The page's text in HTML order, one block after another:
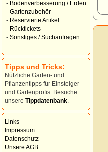
- Bodenverbesserung / Erden
- Gartenzubehör
- Reservierte Artikel
- Rücktickets
- Sonstiges / Suchanfragen
Tipps und Tricks:
Nützliche Garten- und
Pflanzentipps für Einsteiger
und Gartenprofis. Besuche
unsere Tippdatenbank
Links
Impressum
Datenschutz
Unsere AGB